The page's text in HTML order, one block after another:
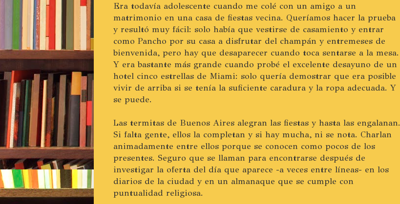
Era todavía adolescente cuando me colé con un amigo a un
matrimonio en una casa de fiestas vecina. Queríamos hacer la prueba
y resultó muy fácil: solo había que vestirse de casamiento y entrar
como Pancho por su casa a disfrutar del champán y entremeses de
bienvenida, pero hay que desaparecer cuando toca sentarse a la mesa.
Y era bastante más grande cuando probé el excelente desayuno de un
hotel cinco estrellas de Miami: solo quería demostrar que era posible
vivir de arriba si se tenía la suficiente caradura y la ropa adecuada. Y
se puede.
Las termitas de Buenos Aires alegran las fiestas y hasta las engalanan.
Si falta gente, ellos la completan y si hay mucha, ni se nota. Charlan
animadamente entre ellos porque se conocen como pocos de los
presentes. Seguro que se llaman para encontrarse después de
investigar la oferta del día que aparece -a veces entre líneas- en los
diarios de la ciudad y en un almanaque que se cumple con
puntualidad religiosa.